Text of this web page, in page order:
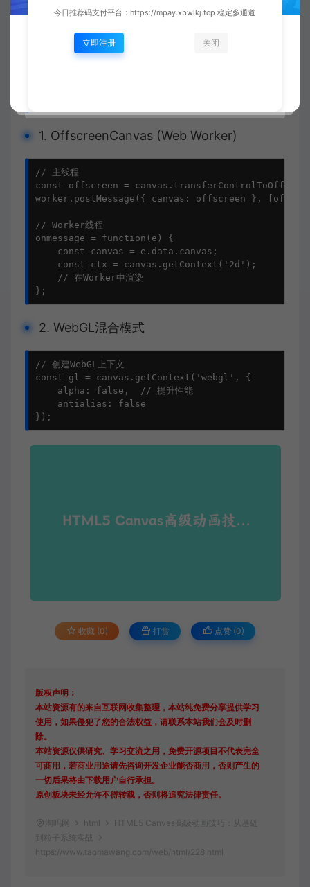
        p.alpha = 1;
    return new Particle(x, y, color);
1. OffscreenCanvas (Web Worker)
// 主线程
const offscreen =
worker.postMessage({ canvas: offscreen },
// Worker线程
onmessage = function(e) {
    const canvas = e.data.canvas;
    const ctx = canvas.getContext('2d');
    // 在Worker中渲染
};
2. WebGL混合模式
// 创建WebGL上下文
const gl = canvas.getContext('webgl', {
    alpha: false,  // 提升性能
    antialias: false
});
收藏 (0) 打赏 点赞 (0)
版权声明：
本站资源有的来自互联网收集整理，本站纯免费分享提供学习
使用，如果侵犯了您的合法权益，请联系本站我们会及时删
除。
本站资源仅供研究、学习交流之用，免费开源项目不代表完全
可商用，若商业用途请先咨询开发企业能否商用，否则产生的
一切后果将由下载用户自行承担。
原创板块未经允许不得转载，否则将追究法律责任。
淘吗网 html
HTML5 Canvas高级动画技巧：从基础
到粒子系统实战
https://www.taomawang.com/web/html/228.html
今日推荐码支付平台：https://mpay.xbwlkj.top 稳定多通道
立即注册 关闭